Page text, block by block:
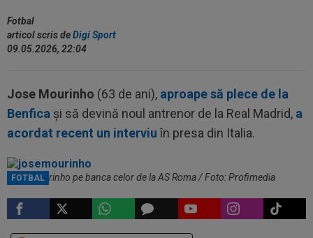
Fotbal
articol scris deDigi Sport
09.05.2026, 22:04
Jose Mourinho (63 de ani), aproape să plece de la
Benfica și să devină noul antrenor de la Real Madrid, a
acordat recent un interviuîn presa din Italia.
FOTBAL
Jose Mourinho pe banca celor de la AS Roma / Foto: Profimedia